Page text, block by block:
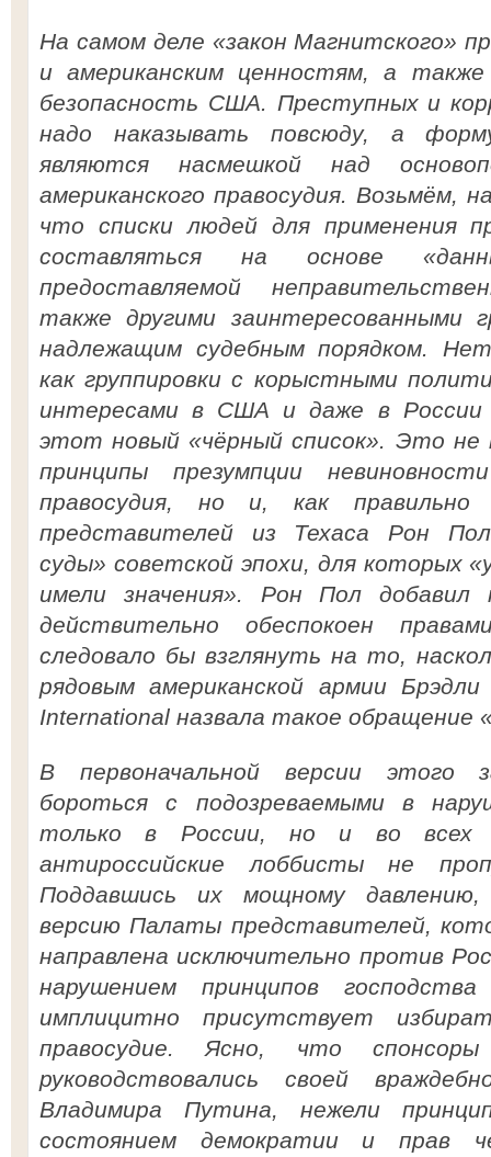
На самом деле «закон Магнитского»
и американским ценностям, а
безопасность США. Преступных и
надо наказывать повсюду, а
являются насмешкой над
американского правосудия. Возьмём,
что списки людей для применения
составляться на основе
предоставляемой
также другими заинтересованными
надлежащим судебным порядком.
как группировки с корыстными
интересами в США и даже в
этот новый «чёрный список». Это не
принципы презумпции
правосудия, но и, как
представителей из Техаса Рон
суды» советской эпохи, для которых
имели значения». Рон Пол добавил
действительно обеспокоен
следовало бы взглянуть на то,
рядовым американской армии
International назвала такое обращение
В первоначальной версии этого
бороться с подозреваемыми в
только в России, но и во всех
антироссийские лоббисты не
Поддавшись их мощному
версию Палаты представителей,
направлена исключительно против
нарушением принципов
имплицитно присутствует
правосудие. Ясно, что спонсоры
руководствовались своей
Владимира Путина, нежели
состоянием демократии и прав